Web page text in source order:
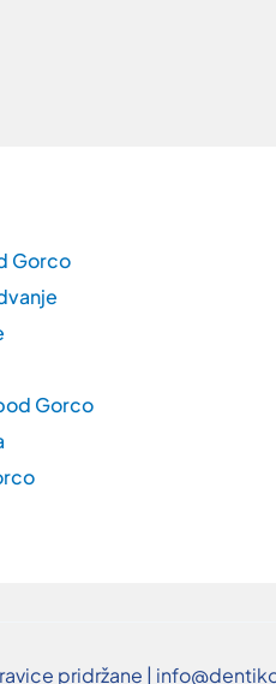
Gorco
Gorco
pridržane |